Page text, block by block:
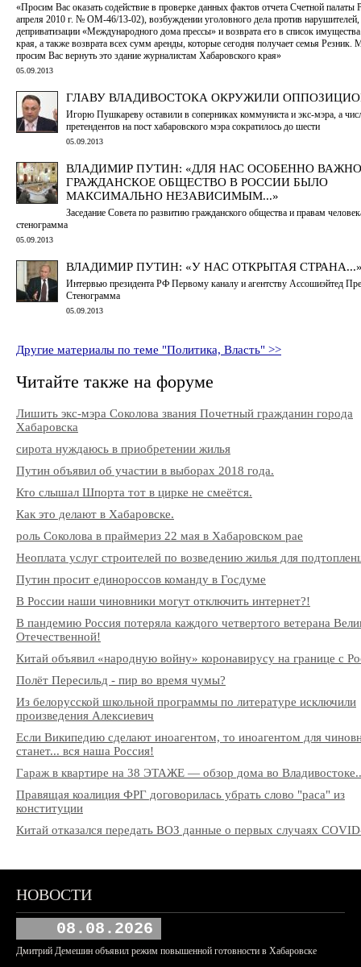
«Просим Вас оказать содействие в проверке данных фактов отчета Счетной палаты
апреля 2010 г. № ОМ-46/13-02), возбуждении уголовного дела против нарушителей,
деприватизации «Международного дома прессы» и возврата его в список
края, а также возврата всех сумм аренды, которые сегодня получает семья Резник.
просим Вас вернуть это здание журналистам Хабаровского края»
05.09.2013
ГЛАВУ ВЛАДИВОСТОКА ОКРУЖИЛИ
Игорю Пушкареву оставили в соперниках коммуниста и экс-мэра, а
претендентов на пост хабаровского мэра сократилось до шести
05.09.2013
ВЛАДИМИР ПУТИН: «ДЛЯ НАС ОСОБЕННО
ГРАЖДАНСКОЕ ОБЩЕСТВО В РОССИИ БЫЛО
МАКСИМАЛЬНО НЕЗАВИСИМЫМ...»
Заседание Совета по развитию гражданского общества и правам
стенограмма
05.09.2013
ВЛАДИМИР ПУТИН: «У НАС ОТКРЫТАЯ
Интервью президента РФ Первому каналу и агентству Ассошиэйтед
Стенограмма
05.09.2013
Другие материалы по теме "Политика, Власть" >>
Читайте также на форуме
Лишить экс-мэра Соколова звания Почетный гражданин города
Хабаровска
сирота нуждаюсь в приобретении жилья
Путин объявил об участии в выборах 2018 года.
Кто слышал Шпорта тот в цирке не смеётся.
Как это делают в Хабаровске.
роль Соколова в праймериз 22 мая в Хабаровском рае
Неоплата услуг строителей по возведению жилья для
Путин просит единороссов команду в Госдуме
В России наши чиновники могут отключить интернет?!
В пандемию Россия потеряла каждого четвертого ветерана
Отечественной!
Китай объявил «народную войну» коронавирусу на границе с
Полёт Пересильд - пир во время чумы?
Из белорусской школьной программы по литературе исключили
произведения Алексиевич
Если Википедию сделают иноагентом, то иноагентом для
станет... вся наша Россия!
Гараж в квартире на 38 ЭТАЖЕ — обзор дома во
Правящая коалиция ФРГ договорилась убрать слово "раса" из
конституции
Китай отказался передать ВОЗ данные о первых случаях
НОВОСТИ
08.08.2026
Дмитрий Демешин объявил режим повышенной готовности в Хабаровске